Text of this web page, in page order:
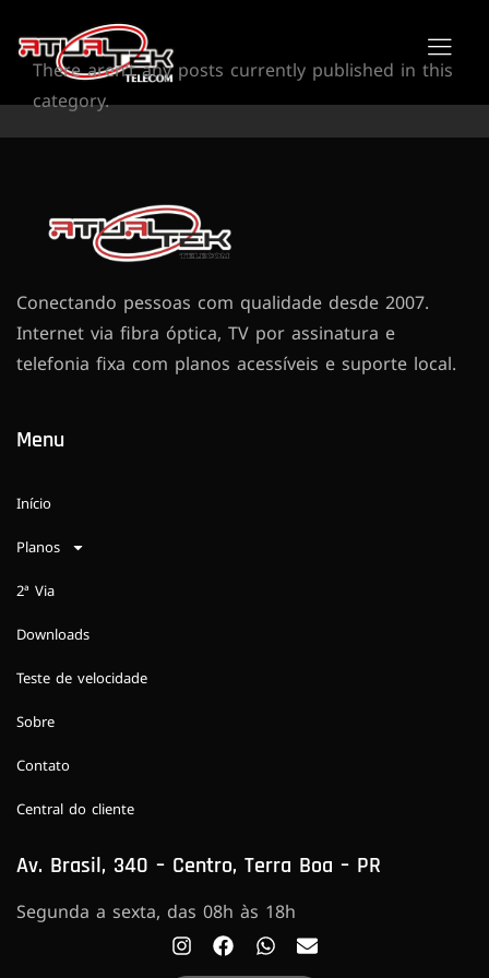
There aren’t any posts currently published in this
category.
Conectando pessoas com qualidade desde 2007.
Internet via fibra óptica, TV por assinatura e
telefonia fixa com planos acessíveis e suporte local.
Menu
Início
Planos
2ª Via
Downloads
Teste de velocidade
Sobre
Contato
Central do cliente
Av. Brasil, 340 – Centro, Terra Boa – PR
Segunda a sexta, das 08h às 18h